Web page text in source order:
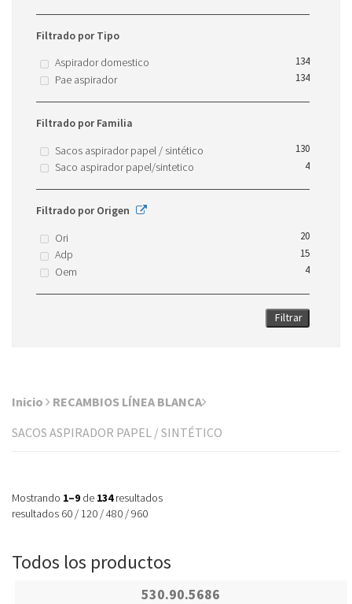
Filtrado por Tipo
Aspirador domestico
134
Pae aspirador 134
Filtrado por Familia
Sacos aspirador papel / sintético
130
Saco aspirador papel/sintetico 4
Filtrado por Origen
Ori
20
Adp 15
Oem 4
Filtrar
Inicio
RECAMBIOS LÍNEA BLANCA
SACOS ASPIRADOR PAPEL / SINTÉTICO
Mostrando 1–9 de 134resultados
resultados 60 / 120 /480 /960
Todos los productos
530.90.5686